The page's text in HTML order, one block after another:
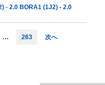
- 2.0 BORA1 (1J2) - 2.0
… 263 次へ